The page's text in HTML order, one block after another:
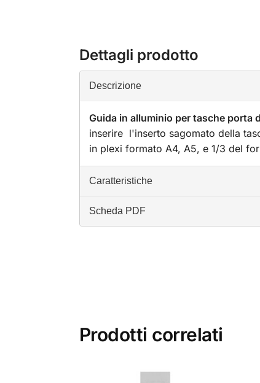
Dettagli prodotto
Descrizione
Guida in alluminio per tasche porta
inserire l'inserto sagomato della
in plexi formato A4, A5, e 1/3 del
Caratteristiche
Scheda PDF
Prodotti correlati